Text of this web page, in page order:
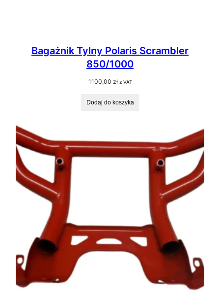
Bagażnik Tylny Polaris Scrambler
850/1000
1100,00 zł z VAT
Dodaj do koszyka